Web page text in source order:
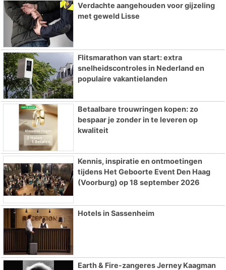
Verdachte aangehouden voor gijzeling
met geweld Lisse
Flitsmarathon van start: extra
snelheidscontroles in Nederland en
populaire vakantielanden
Betaalbare trouwringen kopen: zo
bespaar je zonder in te leveren op
kwaliteit
Kennis, inspiratie en ontmoetingen
tijdens Het Geboorte Event Den Haag
(Voorburg) op 18 september 2026
Hotels in Sassenheim
Earth & Fire-zangeres Jerney Kaagman